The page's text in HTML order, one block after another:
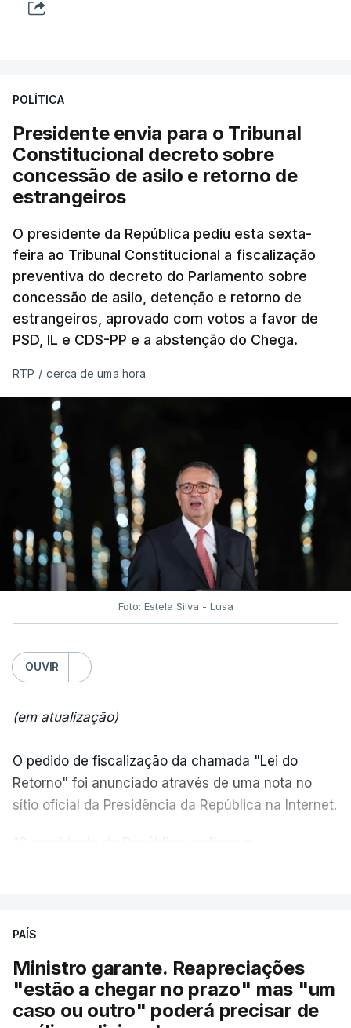
POLÍTICA
Presidente envia para o Tribunal
Constitucional decreto sobre
concessão de asilo e retorno de
estrangeiros
O presidente da República pediu esta sexta-
feira ao Tribunal Constitucional a fiscalização
preventiva do decreto do Parlamento sobre
concessão de asilo, detenção e retorno de
estrangeiros, aprovado com votos a favor de
PSD, IL e CDS-PP e a abstenção do Chega.
RTP / cerca de uma hora
Foto: Estela Silva - Lusa
OUVIR
(em atualização)
O pedido de fiscalização da chamada "Lei do
Retorno" foi anunciado através de uma nota no
sítio oficial da Presidência da República na Internet.
quadro de cooperação entre os Estados europeus
nota.
“Por outro lado, o presidente da República reitera
PAÍS
Ministro garante. Reapreciações
"estão a chegar no prazo" mas "um
caso ou outro" poderá precisar de